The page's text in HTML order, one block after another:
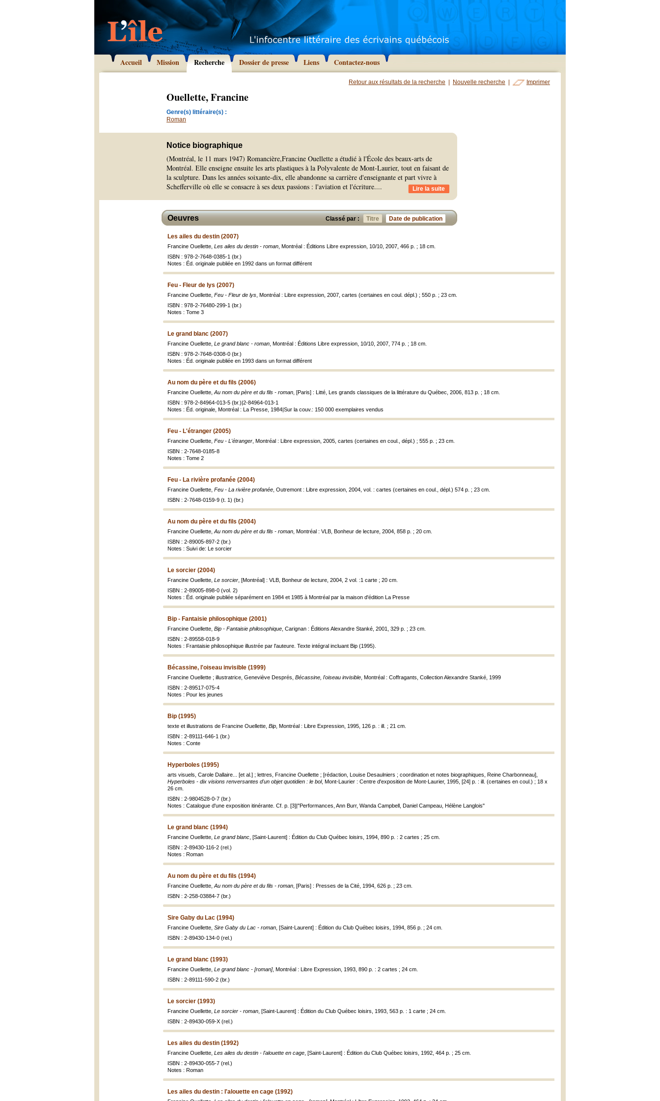
Accueil Mission Recherche Dossier de presse Liens Contactez-nous
Retour aux résultats de la recherche Nouvelle recherche Imprimer
Ouellette, Francine
Genre(s) littéraire(s) :
Roman
Notice biographique
(Montréal, le 11 mars 1947) Romancière,Francine Ouellette a étudié à l'École des beaux-arts de
Montréal. Elle enseigne ensuite les arts plastiques à la Polyvalente de Mont-Laurier, tout en faisant de
la sculpture. Dans les années soixante-dix, elle abandonne sa carrière d'enseignante et part vivre à
Schefferville où elle se consacre à ses deux passions : l'aviation et l'écriture.... Lire la suite
Classé par : Titre Date de publication
Oeuvres
Les ailes du destin (2007)
Francine Ouellette, Les ailes du destin - roman , Montréal : Éditions Libre expression, 10/10, 2007, 466 p. ; 18 cm.
ISBN : 978-2-7648-0385-1 (br.)
Notes : Éd. originale publiée en 1992 dans un format différent
Feu - Fleur de lys (2007)
Francine Ouellette, Feu - Fleur de lys , Montréal : Libre expression, 2007, cartes (certaines en coul. dépl.) ; 550 p. ; 23 cm.
ISBN : 978-2-76480-299-1 (br.)
Notes : Tome 3
Le grand blanc (2007)
Francine Ouellette, Le grand blanc - roman , Montréal : Éditions Libre expression, 10/10, 2007, 774 p. ; 18 cm.
ISBN : 978-2-7648-0308-0 (br.)
Notes : Éd. originale publiée en 1993 dans un format différent
Au nom du père et du fils (2006)
Francine Ouellette, Au nom du père et du fils - roman , [Paris] : Litté, Les grands classiques de la littérature du Québec, 2006, 813 p. ; 18 cm.
ISBN : 978-2-84964-013-5 (br.)|2-84964-013-1
Notes : Éd. originale, Montréal : La Presse, 1984|Sur la couv.: 150 000 exemplaires vendus
Feu - L'étranger (2005)
Francine Ouellette, Feu - L'étranger , Montréal : Libre expression, 2005, cartes (certaines en coul., dépl.) ; 555 p. ; 23 cm.
ISBN : 2-7648-0185-8
Notes : Tome 2
Feu - La rivière profanée (2004)
Francine Ouellette, Feu - La rivière profanée , Outremont : Libre expression, 2004, vol. : cartes (certaines en coul., dépl.) 574 p. ; 23 cm.
ISBN : 2-7648-0159-9 (t. 1) (br.)
Au nom du père et du fils (2004)
Francine Ouellette, Au nom du père et du fils - roman , Montréal : VLB, Bonheur de lecture, 2004, 858 p. ; 20 cm.
ISBN : 2-89005-897-2 (br.)
Notes : Suivi de: Le sorcier
Le sorcier (2004)
Francine Ouellette, Le sorcier , [Montréal] : VLB, Bonheur de lecture, 2004, 2 vol. :1 carte ; 20 cm.
ISBN : 2-89005-898-0 (vol. 2)
Notes : Éd. originale publiée séparément en 1984 et 1985 à Montréal par la maison d'édition La Presse
Bip - Fantaisie philosophique (2001)
Francine Ouellette, Bip - Fantaisie philosophique , Carignan : Éditions Alexandre Stanké, 2001, 329 p. ; 23 cm.
ISBN : 2-89558-018-9
Notes : Frantaisie philosophique illustrée par l'auteure. Texte intégral incluant Bip (1995).
Bécassine, l'oiseau invisible (1999)
Francine Ouellette ; illustratrice, Geneviève Després, Bécassine, l'oiseau invisible , Montréal : Coffragants, Collection Alexandre Stanké, 1999
ISBN : 2-89517-075-4
Notes : Pour les jeunes
Bip (1995)
texte et illustrations de Francine Ouellette, Bip , Montréal : Libre Expression, 1995, 126 p. : ill. ; 21 cm.
ISBN : 2-89111-646-1 (br.)
Notes : Conte
Hyperboles (1995)
arts visuels, Carole Dallaire... [et al.] ; lettres, Francine Ouellette ; [rédaction, Louise Desaulniers ; coordination et notes biographiques, Reine Charbonneau],
Hyperboles - dix visions renversantes d'un objet quotidien : le bol, Mont-Laurier : Centre d'exposition de Mont-Laurier, 1995, [24] p. : ill. (certaines en coul.) ; 18 x
26 cm.
ISBN : 2-9804528-0-7 (br.)
Notes : Catalogue d'une exposition itinérante. Cf. p. [3]|"Performances, Ann Burr, Wanda Campbell, Daniel Campeau, Hélène Langlois"
Le grand blanc (1994)
Francine Ouellette, Le grand blanc , [Saint-Laurent] : Édition du Club Québec loisirs, 1994, 890 p. : 2 cartes ; 25 cm.
ISBN : 2-89430-116-2 (rel.)
Notes : Roman
Au nom du père et du fils (1994)
Francine Ouellette, Au nom du père et du fils - roman , [Paris] : Presses de la Cité, 1994, 626 p. ; 23 cm.
ISBN : 2-258-03884-7 (br.)
Sire Gaby du Lac (1994)
Francine Ouellette, Sire Gaby du Lac - roman , [Saint-Laurent] : Édition du Club Québec loisirs, 1994, 856 p. ; 24 cm.
ISBN : 2-89430-134-0 (rel.)
Le grand blanc (1993)
Francine Ouellette, Le grand blanc - [roman], Montréal : Libre Expression, 1993, 890 p. : 2 cartes ; 24 cm.
ISBN : 2-89111-590-2 (br.)
Le sorcier (1993)
Francine Ouellette, Le sorcier - roman , [Saint-Laurent] : Édition du Club Québec loisirs, 1993, 563 p. : 1 carte ; 24 cm.
ISBN : 2-89430-059-X (rel.)
Les ailes du destin (1992)
Francine Ouellette, Les ailes du destin - l'alouette en cage , [Saint-Laurent] : Édition du Club Québec loisirs, 1992, 464 p. ; 25 cm.
ISBN : 2-89430-055-7 (rel.)
Notes : Roman
Les ailes du destin : l'alouette en cage (1992)